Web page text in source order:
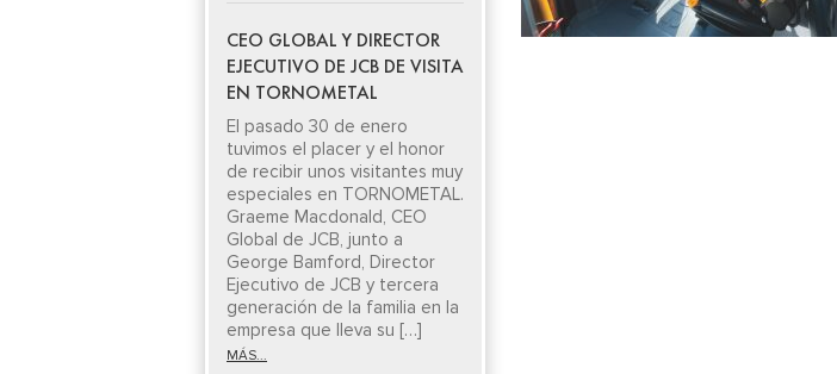
CEO GLOBAL Y DIRECTOR
EJECUTIVO DE JCB DE VISITA
EN TORNOMETAL
El pasado 30 de enero
tuvimos el placer y el honor
de recibir unos visitantes muy
especiales en TORNOMETAL.
Graeme Macdonald, CEO
Global de JCB, junto a
George Bamford, Director
Ejecutivo de JCB y tercera
generación de la familia en la
empresa que lleva su […]
MÁS...